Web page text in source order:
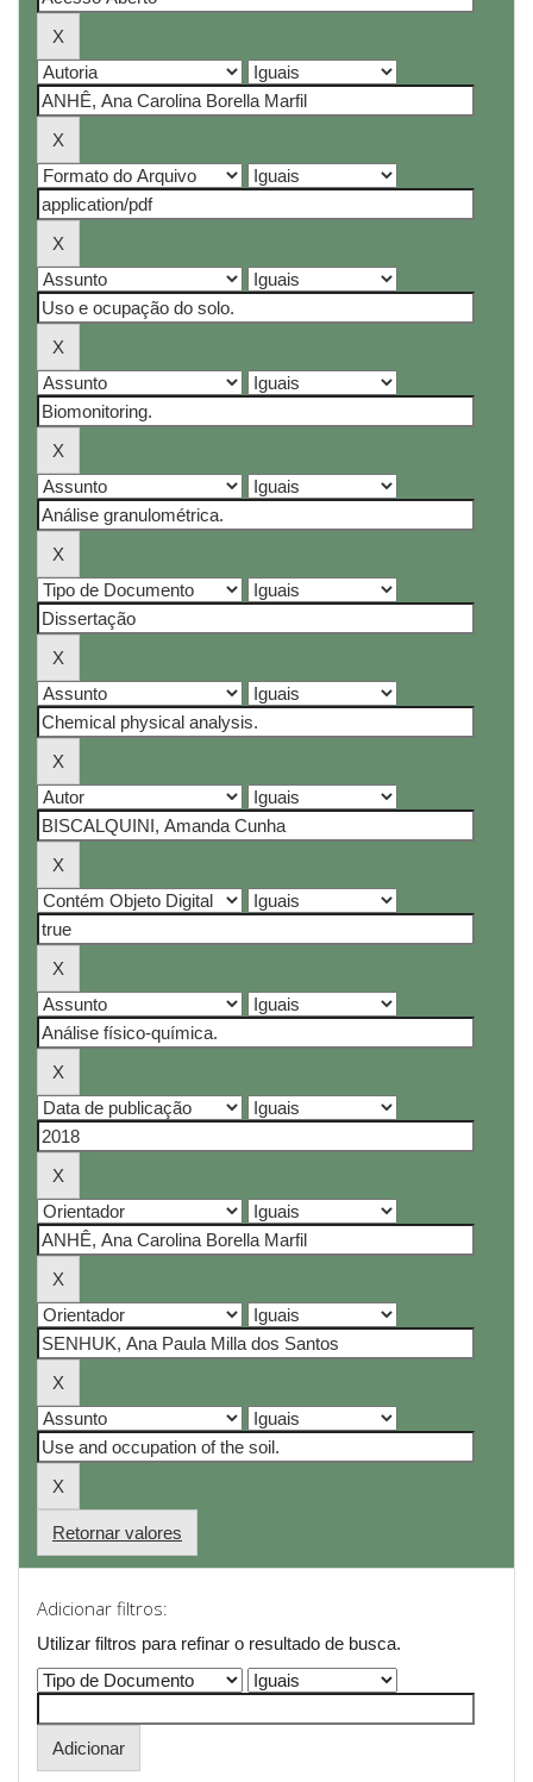
Retornar valores
Adicionar filtros:
Utilizar filtros para refinar o resultado de busca.